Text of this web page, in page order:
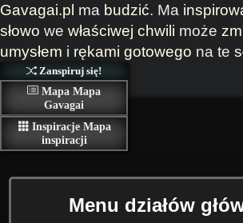
Gavagai.pl ma budzić. Ma
słowo we właściwej chwili może
umysłem i rękami gotowego na te
Zanspiruj się!
Mapa Mapa
Gavagai
Inspiracje Mapa
inspiracji
Menu działów